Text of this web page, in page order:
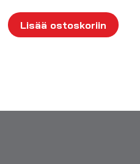
Lisää ostoskoriin